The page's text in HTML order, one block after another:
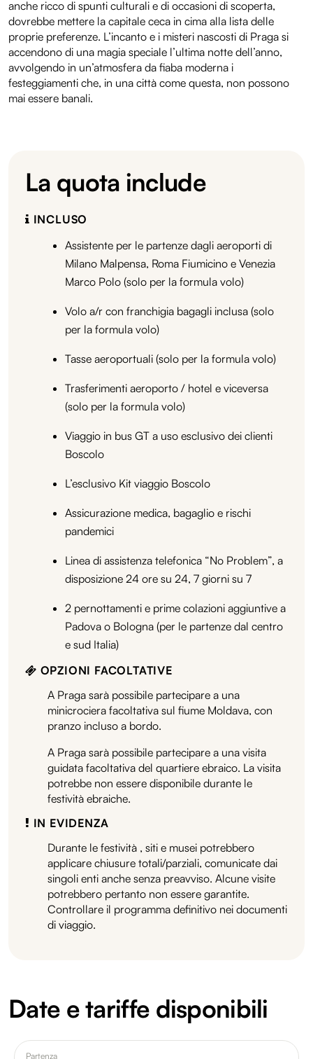
anche ricco di spunti culturali e di occasioni di scoperta,
dovrebbe mettere la capitale ceca in cima alla lista delle
proprie preferenze. L’incanto e i misteri nascosti di Praga si
accendono di una magia speciale l’ultima notte dell’anno,
avvolgendo in un’atmosfera da fiaba moderna i
festeggiamenti che, in una città come questa, non possono
mai essere banali.
La quota include
INCLUSO
Assistente per le partenze dagli aeroporti di
Milano Malpensa, Roma Fiumicino e Venezia
Marco Polo (solo per la formula volo)
Volo a/r con franchigia bagagli inclusa (solo
per la formula volo)
Tasse aeroportuali (solo per la formula volo)
Trasferimenti aeroporto / hotel e viceversa
(solo per la formula volo)
Viaggio in bus GT a uso esclusivo dei clienti
Boscolo
L’esclusivo Kit viaggio Boscolo
Assicurazione medica, bagaglio e rischi
pandemici
Linea di assistenza telefonica “No Problem”, a
disposizione 24 ore su 24, 7 giorni su 7
2 pernottamenti e prime colazioni aggiuntive a
Padova o Bologna (per le partenze dal centro
e sud Italia)
OPZIONI FACOLTATIVE
A Praga sarà possibile partecipare a una
minicrociera facoltativa sul fiume Moldava, con
pranzo incluso a bordo.
A Praga sarà possibile partecipare a una visita
guidata facoltativa del quartiere ebraico. La visita
potrebbe non essere disponibile durante le
festività ebraiche.
IN EVIDENZA
Durante le festività , siti e musei potrebbero
applicare chiusure totali/parziali, comunicate dai
singoli enti anche senza preavviso. Alcune visite
potrebbero pertanto non essere garantite.
Controllare il programma definitivo nei documenti
di viaggio.
Date e tariffe disponibili
Partenza